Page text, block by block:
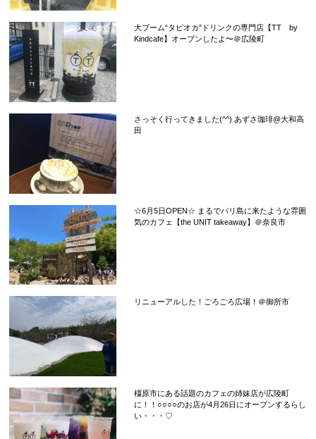
大ブーム“タピオカ”ドリンクの専門店【TT by
Kindcafe】オープンしたよ〜＠広陵町
さっそく行ってきました(^^) あずさ珈琲@大和高
田
☆6月5日OPEN☆ まるでバリ島に来たような雰囲
気のカフェ【the UNIT takeaway】＠奈良市
リニューアルした！ごろごろ広場！＠御所市
橿原市にある話題のカフェの姉妹店が広陵町
に！！○○○○のお店が4月26日にオープンするらし
い・・・♡